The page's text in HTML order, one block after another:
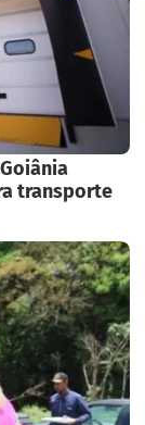
transporte